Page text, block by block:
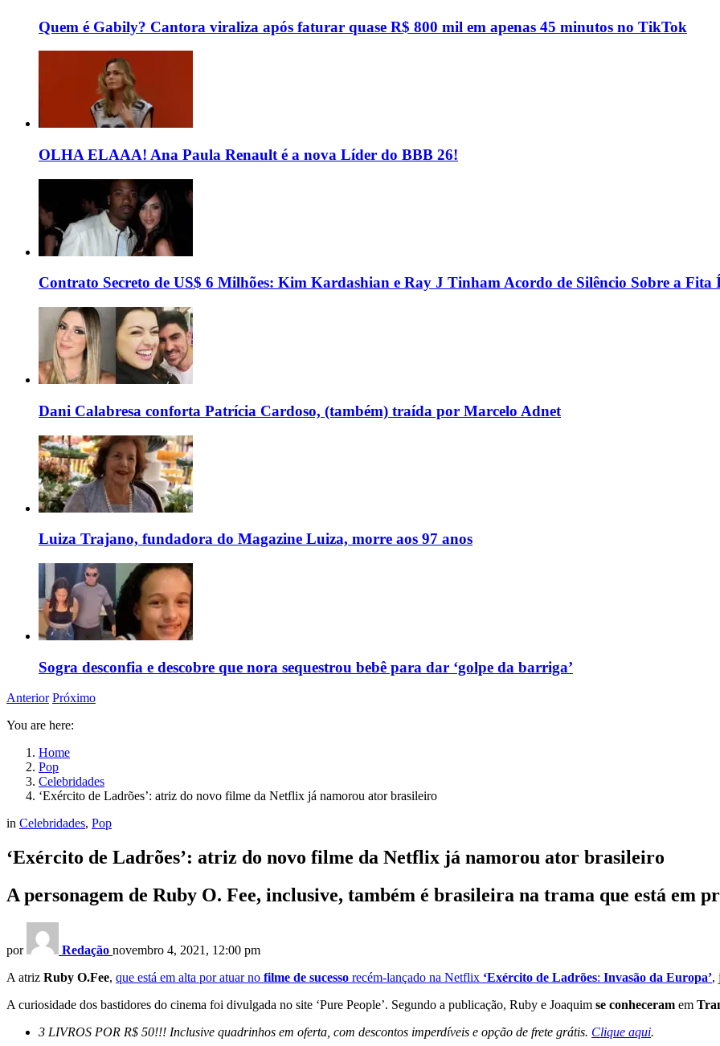
Quem é Gabily? Cantora viraliza após faturar quase R$ 800 mil em apenas 45 minutos no TikTok
OLHA ELAAA! Ana Paula Renault é a nova Líder do BBB 26!
Contrato Secreto de US$ 6 Milhões: Kim Kardashian e Ray J Tinham Acordo de Silêncio Sobre a Fita
Dani Calabresa conforta Patrícia Cardoso, (também) traída por Marcelo Adnet
Luiza Trajano, fundadora do Magazine Luiza, morre aos 97 anos
Sogra desconfia e descobre que nora sequestrou bebê para dar ‘golpe da barriga’
Anterior Próximo
You are here:
Home
Pop
Celebridades
‘Exército de Ladrões’: atriz do novo filme da Netflix já namorou ator brasileiro
in Celebridades, Pop
‘Exército de Ladrões’: atriz do novo filme da Netflix já namorou ator brasileiro
A personagem de Ruby O. Fee, inclusive, também é brasileira na trama que está em
por Redação novembro 4, 2021, 12:00 pm
A atriz Ruby O.Fee, que está em alta por atuar no filme de sucesso recém-lançado na Netflix ‘Exército de Ladrões: Invasão da Europa’,
A curiosidade dos bastidores do cinema foi divulgada no site ‘Pure People’. Segundo a publicação, Ruby e Joaquim se conheceram em
3 LIVROS POR R$ 50!!! Inclusive quadrinhos em oferta, com descontos imperdíveis e opção de frete grátis. Clique aqui.